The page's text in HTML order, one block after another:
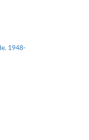
1948-